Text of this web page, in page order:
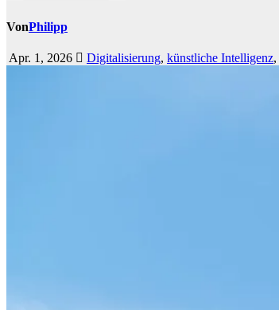
VonPhilipp
Apr. 1, 2026 Digitalisierung, künstliche Intelligenz,